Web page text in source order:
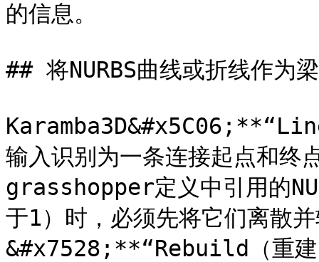
的信息。
## 将NURBS曲线或折线作为梁
输入识别为一条连接起点和终
grasshopper定义中引用的
于1）时，必须先将它们离散
&#x7528;**“Rebuild（重建